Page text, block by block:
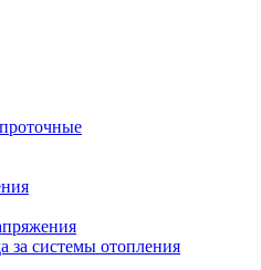
за системы отопления